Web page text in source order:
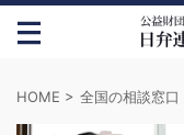
HOME > 全国の相談窓口